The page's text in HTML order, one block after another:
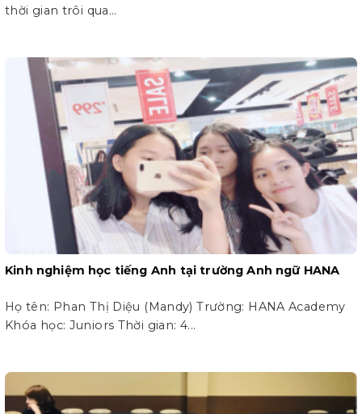
thời gian trôi qua...
Kinh nghiệm học tiếng Anh tại trường Anh ngữ HANA
Họ tên: Phan Thị Diệu (Mandy) Trường: HANA Academy
Khóa học: Juniors Thời gian: 4...